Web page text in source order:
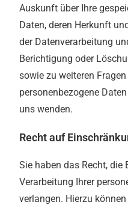
Auskunft über Ihre
Daten, deren Herkunft
der Datenverarbeitung
Berichtigung oder
sowie zu weiteren
personenbezogene
uns wenden.
Recht auf
Sie haben das Recht, die
Verarbeitung Ihrer
verlangen. Hierzu